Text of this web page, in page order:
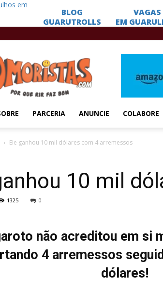
PARCERIA ANUNCIE COLABORE
Ele ganhou 10 mil dólares com 4 arremessos
10 mil
1325 0
não acreditou em si
4 arremessos
dólares!